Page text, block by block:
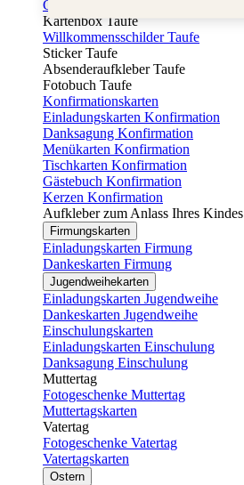
Gästebuch Taufe
Kartenbox Taufe
Willkommensschilder Taufe
Sticker Taufe
Absenderaufkleber Taufe
Fotobuch Taufe
Konfirmationskarten
Einladungskarten Konfirmation
Danksagung Konfirmation
Menükarten Konfirmation
Tischkarten Konfirmation
Gästebuch Konfirmation
Kerzen Konfirmation
Aufkleber zum Anlass Ihres Kindes
Firmungskarten
Einladungskarten Firmung
Dankeskarten Firmung
Jugendweihekarten
Einladungskarten Jugendweihe
Dankeskarten Jugendweihe
Einschulungskarten
Einladungskarten Einschulung
Danksagung Einschulung
Muttertag
Fotogeschenke Muttertag
Muttertagskarten
Vatertag
Fotogeschenke Vatertag
Vatertagskarten
Ostern